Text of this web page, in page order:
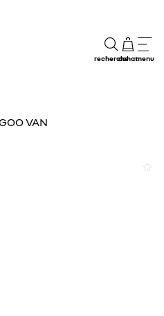
rechercheachatmenu
VAN